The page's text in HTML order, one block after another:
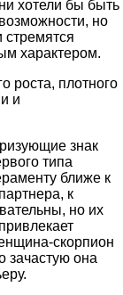
хотели бы быть
но
характером.
роста, плотного
и
знак
типа
ближе к
к
но их
скорпион
зачастую она